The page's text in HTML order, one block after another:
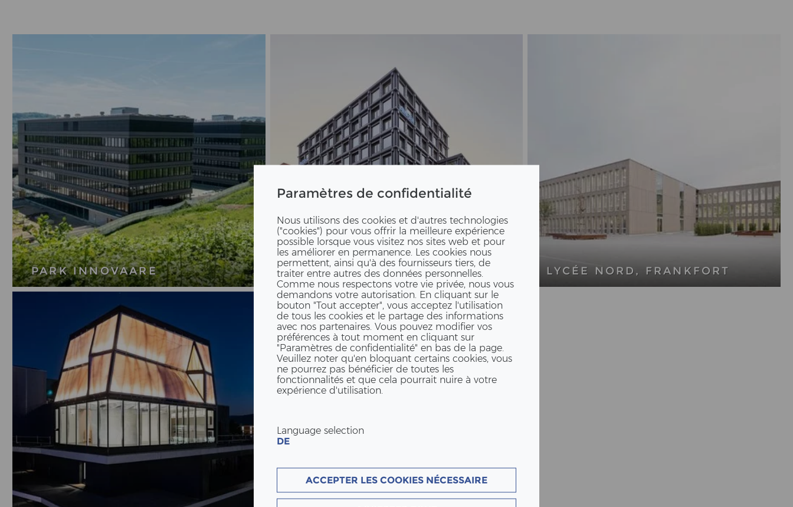
Paramètres de confidentialité
Nous utilisons des cookies et d'autres technologies
("cookies") pour vous offrir la meilleure expérience
possible lorsque vous visitez nos sites web et pour
les améliorer en permanence. Les cookies nous
permettent, ainsi qu'à des fournisseurs tiers, de
traiter entre autres des données personnelles.
Comme nous respectons votre vie privée, nous vous
demandons votre autorisation. En cliquant sur le
bouton "Tout accepter", vous acceptez l'utilisation
de tous les cookies et le partage des informations
avec nos partenaires. Vous pouvez modifier vos
préférences à tout moment en cliquant sur
"Paramètres de confidentialité" en bas de la page.
Veuillez noter qu'en bloquant certains cookies, vous
ne pourrez pas bénéficier de toutes les
fonctionnalités et que cela pourrait nuire à votre
expérience d'utilisation.
Language selection
DE
ACCEPTER LES COOKIES NÉCESSAIRE
PARK INNOVAARE
En savoir plus sur le campus ultra-
moderne du Park Innovaare.
PLUS D'INFORMATIONS
SUURSTOFFI 22
Pour plus d’informations sur la première
tour en bois de la Suisse.
PLUS D'INFORMATIONS
LYCÉE NORD, FRANKFORT